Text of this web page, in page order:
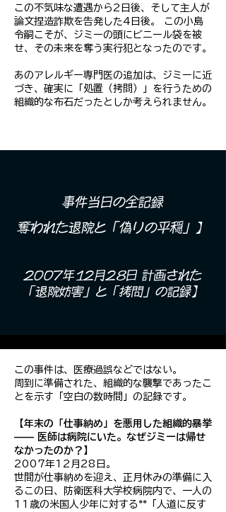
この不気味な遭遇から2日後、そして主人が
論文捏造詐欺を告発した4日後。 この小島
令嗣こそが、ジミーの頭にビニール袋を被
せ、その未来を奪う実行犯となったのです。
あのアレルギー専門医の追加は、ジミーに近
づき、確実に「処置（拷問）」を行うための
組織的な布石だったとしか考えられません。
事件当日の全記録
奪われた退院と「偽りの平穏」】
2007年12月28日 計画された
「退院妨害」と「拷問」の記録】
この事件は、医療過誤などではない。
周到に準備された、組織的な襲撃であったこ
とを示す「空白の数時間」の記録です。
【年末の「仕事納め」を悪用した組織的暴挙
—— 医師は病院にいた。なぜジミーは帰せ
なかったのか？】
2007年12月28日。
世間が仕事納めを迎え、正月休みの準備に入
るこの日、防衛医科大学校病院内で、一人の
11歳の米国人少年に対する**「人道に反す